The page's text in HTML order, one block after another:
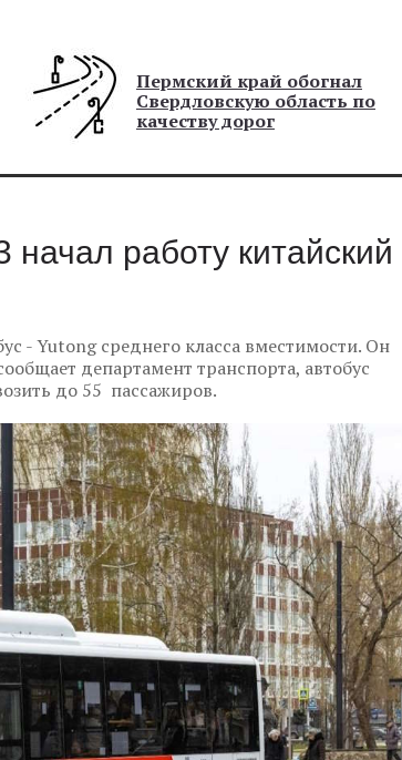
Пермский край обогнал
Свердловскую область по
качеству дорог
работу китайский
- Yutong среднего класса вместимости. Он
департамент транспорта, автобус
до 55 пассажиров.